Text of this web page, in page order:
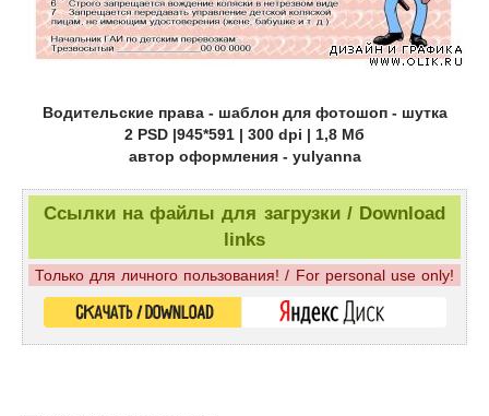
Водительские права - шаблон для фотошоп - шутка
2 PSD |945*591 | 300 dpi | 1,8 Мб
автор оформления - yulyanna
Ссылки на файлы для загрузки / Download
links
Только для личного пользования! / For personal use only!